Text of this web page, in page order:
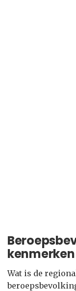
kenmerken
Wat is de